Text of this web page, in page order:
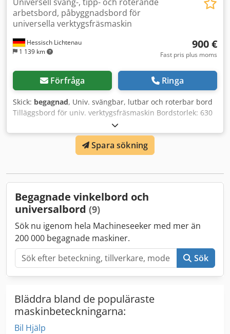
Hessisch Lichtenau
1 139 km
arbetsbord, påbyggnadsbord för
universella verktygsfräsmaskin
900 €
Fast pris plus moms
Förfråga Ringa
Skick: begagnad, Univ. svängbar, lutbar och roterbar bord
Tilläggsbord för univ. verktygsfräsmaskin Bordstorlek: 630
x 250 mm T-spårbredd: 14 mm Roter- och lutbart: +/- 30°
Dcedpfx Aogp T D Nsb Rok Svängbart: +/- 45° - 4x T-spår
Spara sökning
Begagnade vinkelbord och
universalbord (9)
Sök nu igenom hela Machineseeker med mer än
200 000 begagnade maskiner.
Sök
Bläddra bland de populäraste
maskinbeteckningarna:
Bil Hjälp